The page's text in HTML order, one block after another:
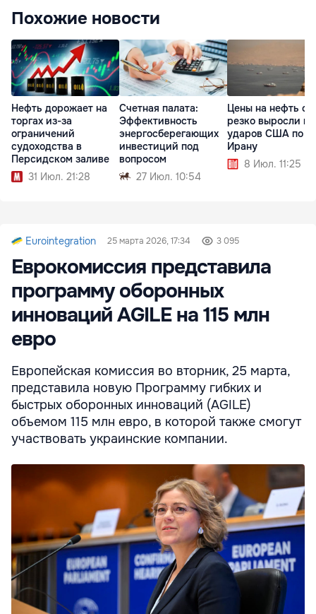
Похожие новости
Нефть дорожает на
торгах из-за
ограничений
судоходства в
Персидском заливе
31 Июл. 21:28
Счетная палата:
Эффективность
энергосберегающих
инвестиций под
вопросом
27 Июл. 10:54
Цены на нефть
резко выросли
ударов США по
Ирану
8 Июл. 11:25
Eurointegration 25 марта 2026, 17:34 3 095
Еврокомиссия представила
программу оборонных
инноваций AGILE на 115 млн
евро
Европейская комиссия во вторник, 25 марта,
представила новую Программу гибких и
быстрых оборонных инноваций (AGILE)
объемом 115 млн евро, в которой также смогут
участвовать украинские компании.